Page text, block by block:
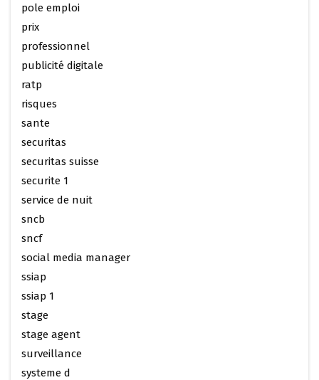
pole emploi
prix
professionnel
publicité digitale
ratp
risques
sante
securitas
securitas suisse
securite 1
service de nuit
sncb
sncf
social media manager
ssiap
ssiap 1
stage
stage agent
surveillance
systeme d